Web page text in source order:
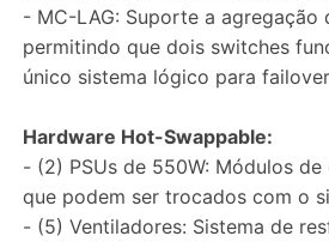
- MC-LAG: Suporte a agregação
permitindo que dois switches
único sistema lógico para
Hardware Hot-Swappable:
- (2) PSUs de 550W: Módulos
que podem ser trocados com o
- (5) Ventiladores: Sistema de